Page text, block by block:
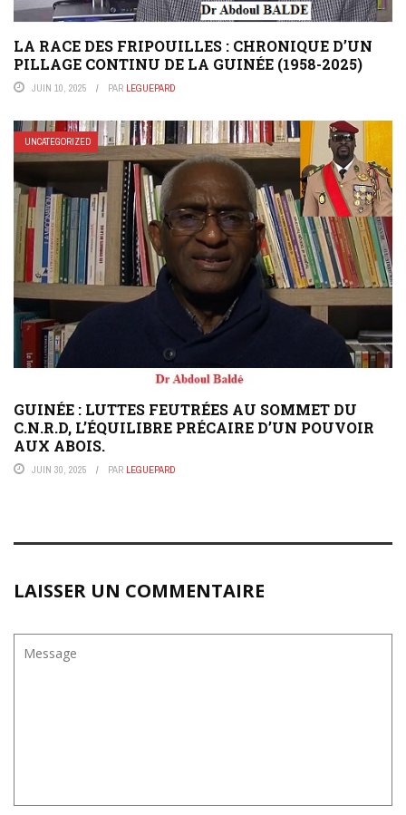
LA RACE DES FRIPOUILLES : CHRONIQUE D’UN
PILLAGE CONTINU DE LA GUINÉE (1958-2025)
JUIN 10, 2025 PAR LEGUEPARD
UNCATEGORIZED
GUINÉE : LUTTES FEUTRÉES AU SOMMET DU
C.N.R.D, L’ÉQUILIBRE PRÉCAIRE D’UN POUVOIR
AUX ABOIS.
JUIN 30, 2025 PAR LEGUEPARD
LAISSER UN COMMENTAIRE